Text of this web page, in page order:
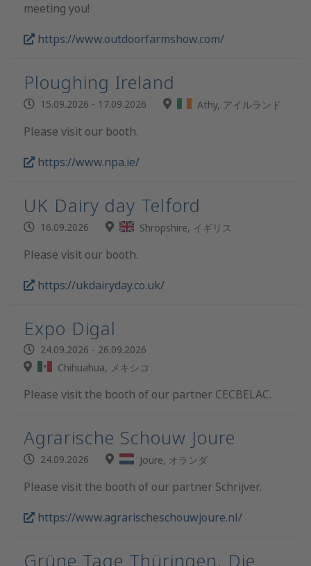
meeting you!
https://www.outdoorfarmshow.com/
Ploughing Ireland
15.09.2026 - 17.09.2026 Athy, アイルランド
Please visit our booth.
https://www.npa.ie/
UK Dairy day Telford
16.09.2026 Shropshire, イギリス
Please visit our booth.
https://ukdairyday.co.uk/
Expo Digal
24.09.2026 - 26.09.2026
Chihuahua, メキシコ
Please visit the booth of our partner CECBELAC.
Agrarische Schouw Joure
24.09.2026 Joure, オランダ
Please visit the booth of our partner Schrijver.
https://www.agrarischeschouwjoure.nl/
Grüne Tage Thüringen. Die